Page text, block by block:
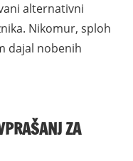
alternativni
Nikomur, sploh
dajal nobenih
ZA